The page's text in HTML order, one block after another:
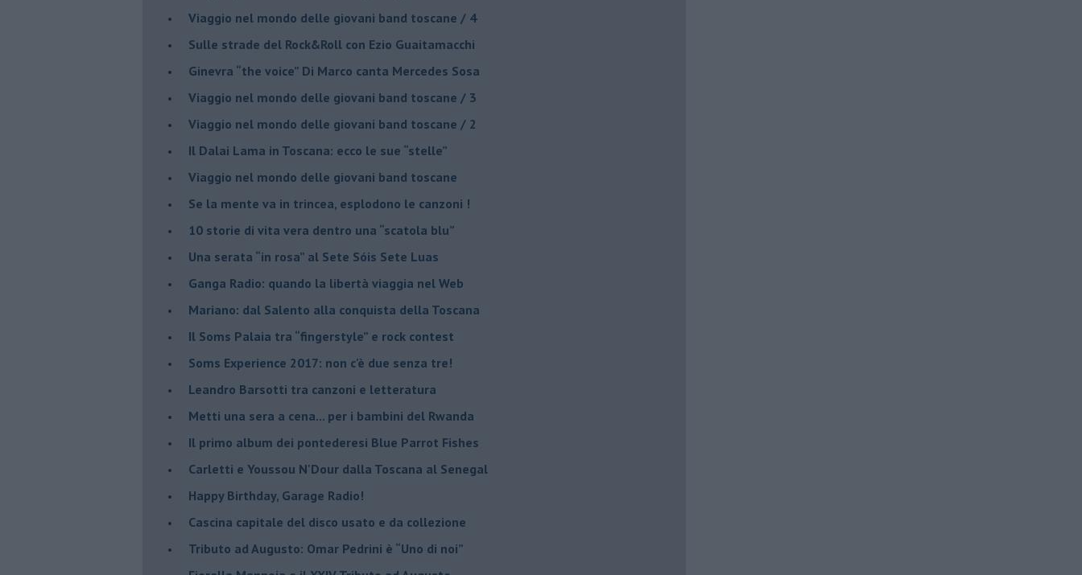
Viaggio nel mondo delle giovani band toscane / 4
Sulle strade del Rock&Roll con Ezio Guaitamacchi
​Ginevra “the voice” Di Marco canta Mercedes Sosa
Viaggio nel mondo delle giovani band toscane / 3
​Viaggio nel mondo delle giovani band toscane / 2
Il Dalai Lama in Toscana: ecco le sue “stelle”
Viaggio nel mondo delle giovani band toscane
Se la mente va in trincea, esplodono le canzoni !
​10 storie di vita vera dentro una “scatola blu”
​Una serata “in rosa” al Sete Sóis Sete Luas
Ganga Radio: quando la libertà viaggia nel Web
Mariano: dal Salento alla conquista della Toscana
​Il Soms Palaia tra “fingerstyle” e rock contest
Soms Experience 2017: non c'è due senza tre!
​Leandro Barsotti tra canzoni e letteratura
​Metti una sera a cena... per i bambini del Rwanda
​Il primo album dei pontederesi Blue Parrot Fishes
Carletti e Youssou N'Dour dalla Toscana al Senegal
Happy Birthday, Garage Radio!
​Cascina capitale del disco usato e da collezione
Tributo ad Augusto: Omar Pedrini è “Uno di noi”